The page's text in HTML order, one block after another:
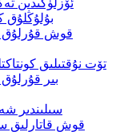
ئۆزلۈكىدىن
بۇلۇڭلۇق
قوش قۇرلۇق
تۆت نۇقتىلىق
بىر
سىلىندىر
قوش قاتارلىق